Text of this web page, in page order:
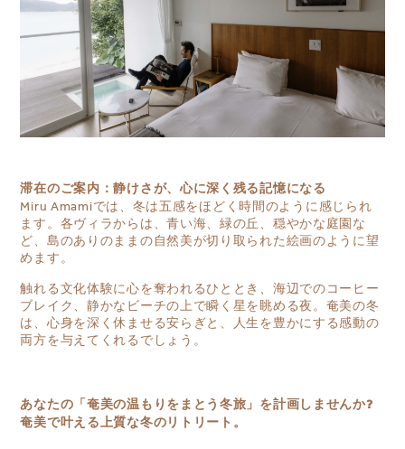
滞在のご案内：静けさが、心に深く残る記憶になる
Miru Amamiでは、冬は五感をほどく時間のように感じられ
ます。各ヴィラからは、青い海、緑の丘、穏やかな庭園な
ど、島のありのままの自然美が切り取られた絵画のように望
めます。
触れる文化体験に心を奪われるひととき、海辺でのコーヒー
ブレイク、静かなビーチの上で瞬く星を眺める夜。奄美の冬
は、心身を深く休ませる安らぎと、人生を豊かにする感動の
両方を与えてくれるでしょう。
あなたの「奄美の温もりをまとう冬旅」を計画しませんか?
奄美で叶える上質な冬のリトリート。